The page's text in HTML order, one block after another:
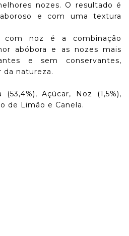
nozes. O resultado é
e com uma textura
com noz é a combinação
abóbora e as nozes mais
e sem conservantes,
da natureza.
(53,4%), Açúcar, Noz (1,5%),
de Limão e Canela.